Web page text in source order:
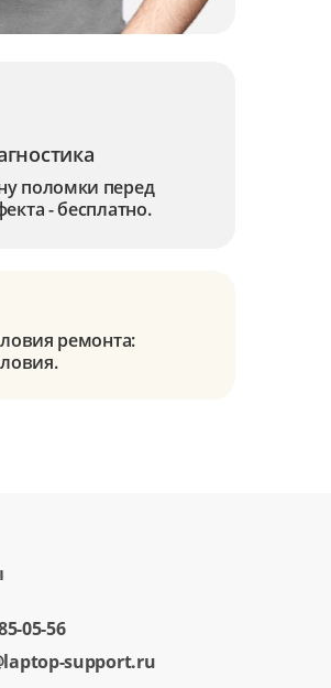
поломки перед
- бесплатно.
ремонта:
05-56
support.ru